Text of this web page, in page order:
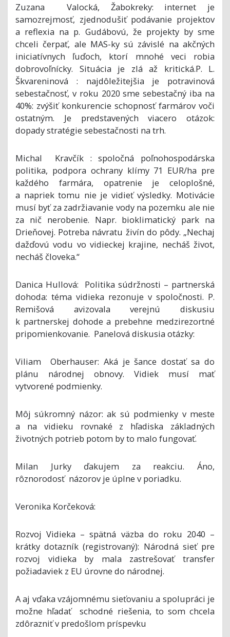
Zuzana Valocká, Žabokreky: internet je
samozrejmosť, zjednodušiť podávanie projektov
a reflexia na p. Gudábovú, že projekty by sme
chceli čerpať, ale MAS-ky sú závislé na akčných
iniciatívnych ľuďoch, ktorí mnohé veci robia
dobrovoľnícky. Situácia je zlá až kritická.P. L.
Škvareninová : najdôležitejšia je potravinová
sebestačnosť, v roku 2020 sme sebestačný iba na
40%: zvýšiť konkurencie schopnosť farmárov voči
ostatným. Je predstavených viacero otázok:
dopady stratégie sebestačnosti na trh.
Michal Kravčík : spoločná poľnohospodárska
politika, podpora ochrany klímy 71 EUR/ha pre
každého farmára, opatrenie je celoplošné,
a napriek tomu nie je vidieť výsledky. Motivácie
musí byť za zadržiavanie vody na pozemku ale nie
za nič nerobenie. Napr. bioklimatický park na
Drieňovej. Potreba návratu živín do pôdy. „Nechaj
dažďovú vodu vo vidieckej krajine, necháš život,
necháš človeka.“
Danica Hullová: Politika súdržnosti – partnerská
dohoda: téma vidieka rezonuje v spoločnosti. P.
Remišová avizovala verejnú diskusiu
k partnerskej dohode a prebehne medzirezortné
pripomienkovanie. Panelová diskusia otázky:
Viliam Oberhauser: Aká je šance dostať sa do
plánu národnej obnovy. Vidiek musí mať
vytvorené podmienky.
Môj súkromný názor: ak sú podmienky v meste
a na vidieku rovnaké z hľadiska základných
životných potrieb potom by to malo fungovať.
Milan Jurky ďakujem za reakciu. Áno,
rôznorodosť názorov je úplne v poriadku.
Veronika Korčeková:
Rozvoj Vidieka – spätná väzba do roku 2040 –
krátky dotazník (registrovaný): Národná sieť pre
rozvoj vidieka by mala zastrešovať transfer
požiadaviek z EU úrovne do národnej.
A aj vďaka vzájomnému sieťovaniu a spolupráci je
možne hľadať schodné riešenia, to som chcela
zdôrazniť v predošlom príspevku